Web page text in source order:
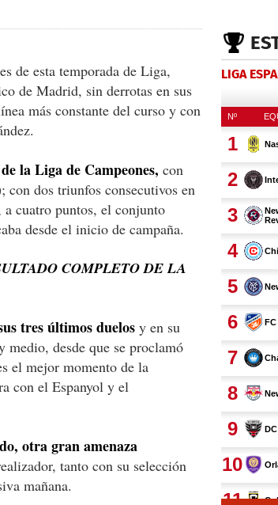
de esta temporada de Liga,
de Madrid, sin derrotas en sus
más constante del curso y con
la Liga de Campeones, con
con dos triunfos consecutivos en
cuatro puntos, el conjunto
desde el inicio de campaña.
COMPLETO DE LA
tres últimos duelos y en su
desde que se proclamó
el mejor momento de la
con el Espanyol y el
otra gran amenaza
tanto con su selección
mañana.
LIGA